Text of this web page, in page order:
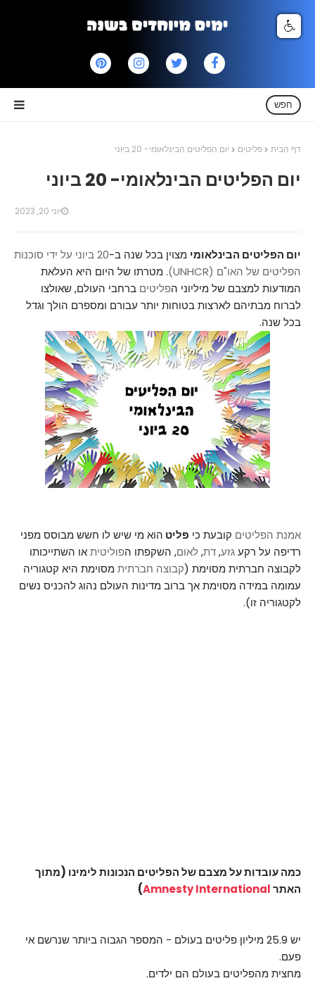
חפש
דף הבית פליטים יום הפליטים הבינלאומי- 20 ביוני
יום הפליטים הבינלאומי- 20 ביוני
יוני 20, 2023
יום הפליטים הבינלאומי מצוין בכל שנה ב-
20 ביוני על ידי סוכנות
הפליטים של האו"ם (UNHCR)
. מטרתו של היום היא העלאת
המודעות למצבם של מיליוני הפליטים ברחבי העולם, שאולצו
לברוח מבתיהם לארצות בטוחות יותר עבורם ומספרם הולך וגדל
בכל שנה.
אמנת הפליטים קובעת כי פליט הוא מי שיש לו חשש מבוסס מפני
רדיפה על רקעגזע,דת,לאום, השקפתו הפוליטיתאו השתייכותו
לקבוצה חברתית מסוימת (קבוצה חברתיתמסוימת היא קטגוריה
עמומה במידה מסוימת אך ברוב מדינות העולם נהוג להכניס נשים
לקטגוריה זו).
כמה עובדות על מצבם של הפליטים הנכונות לימינו (מתוך
האתרAmnesty International
)
יש 25.9 מיליון פליטים בעולם - המספר הגבוה ביותר שנרשם אי
פעם.
מחצית מהפליטים בעולם הם ילדים.